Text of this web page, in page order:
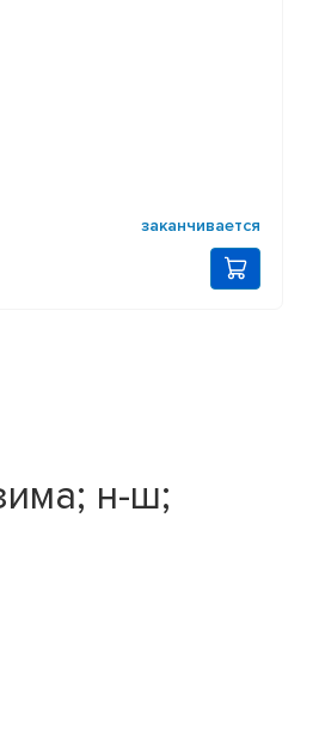
заканчивается
н-ш;